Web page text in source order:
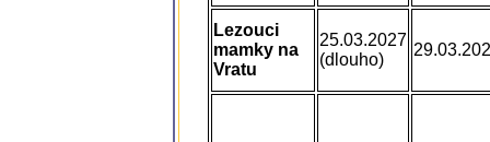
Lezouci
mamky na
Vratu
25.03.2027
(dlouho)